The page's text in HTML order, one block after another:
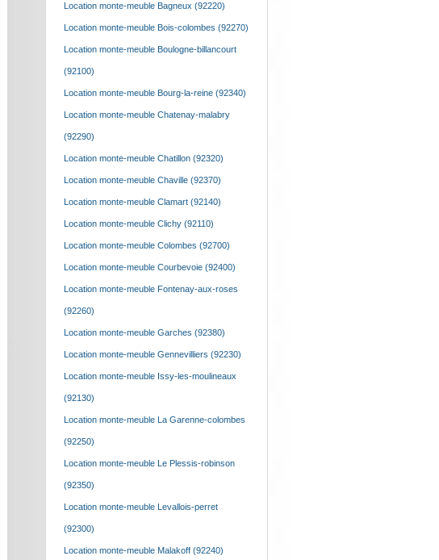
Location monte-meuble Bagneux (92220)
Location monte-meuble Bois-colombes (92270)
Location monte-meuble Boulogne-billancourt
(92100)
Location monte-meuble Bourg-la-reine (92340)
Location monte-meuble Chatenay-malabry
(92290)
Location monte-meuble Chatillon (92320)
Location monte-meuble Chaville (92370)
Location monte-meuble Clamart (92140)
Location monte-meuble Clichy (92110)
Location monte-meuble Colombes (92700)
Location monte-meuble Courbevoie (92400)
Location monte-meuble Fontenay-aux-roses
(92260)
Location monte-meuble Garches (92380)
Location monte-meuble Gennevilliers (92230)
Location monte-meuble Issy-les-moulineaux
(92130)
Location monte-meuble La Garenne-colombes
(92250)
Location monte-meuble Le Plessis-robinson
(92350)
Location monte-meuble Levallois-perret
(92300)
Location monte-meuble Malakoff (92240)